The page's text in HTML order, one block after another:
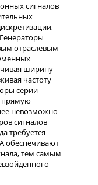
сигналов
отраслевым
ширину
частоту
серии
прямую
невозможно
сигналов
требуется
обеспечивают
тем самым